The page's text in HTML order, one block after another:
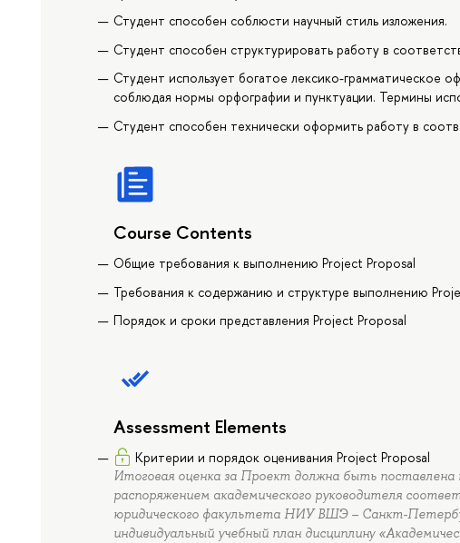
Студент способен соблюсти научный стиль изложения.
Студент способен структурировать работу в
Студент использует богатое лексико-грамматическое
соблюдая нормы орфографии и пунктуации. Термины
Студент способен технически оформить работу в
Course Contents
Общие требования к выполнению Project Proposal
Требования к содержанию и структуре выполнению
Порядок и сроки представления Project Proposal
Assessment Elements
Критерии и порядок оценивания Project Proposal
Итоговая оценка за Проект должна быть поставлена
распоряжением академического руководителя
юридического факультета НИУ ВШЭ – Санкт-
индивидуальный учебный план дисциплину